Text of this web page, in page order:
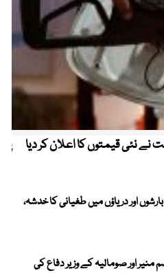
نے نئی قیمتوں کا اعلان کر دیا
میں بارشوں اور دریاؤں میں طغیانی کا خدشہ،
اور صومالیہ کے وزیر دفاع کی